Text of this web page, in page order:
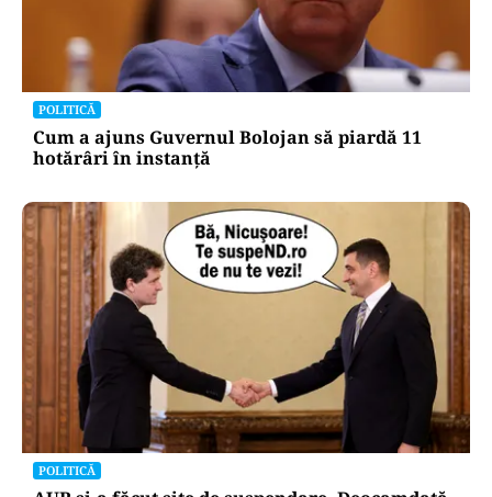
POLITICĂ
Cum a ajuns Guvernul Bolojan să piardă 11
hotărâri în instanță
POLITICĂ